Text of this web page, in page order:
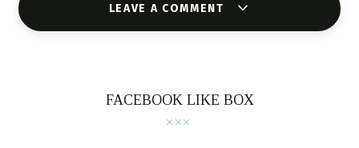
LEAVE A COMMENT
FACEBOOK LIKE BOX